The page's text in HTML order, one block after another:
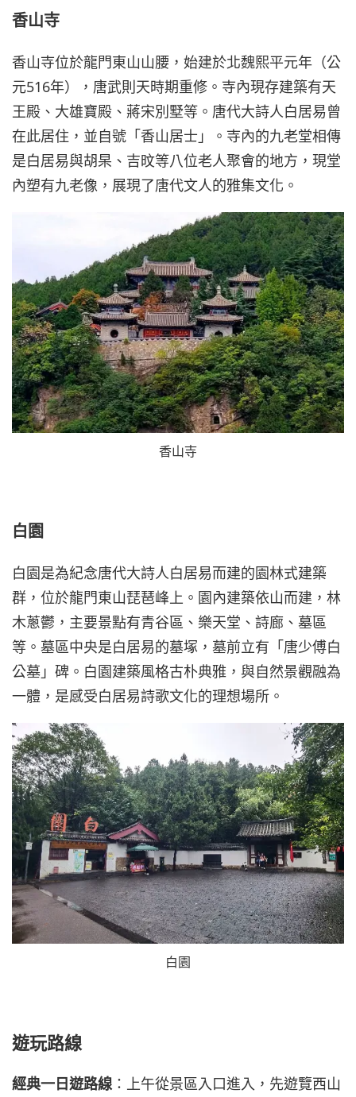
香山寺
香山寺位於龍門東山山腰，始建於北魏熙平元年（公
元516年），唐武則天時期重修。寺內現存建築有天
王殿、大雄寶殿、蔣宋別墅等。唐代大詩人白居易曾
在此居住，並自號「香山居士」。寺內的九老堂相傳
是白居易與胡杲、吉旼等八位老人聚會的地方，現堂
內塑有九老像，展現了唐代文人的雅集文化。
香山寺
白園
白園是為紀念唐代大詩人白居易而建的園林式建築
群，位於龍門東山琵琶峰上。園內建築依山而建，林
木蔥鬱，主要景點有青谷區、樂天堂、詩廊、墓區
等。墓區中央是白居易的墓塚，墓前立有「唐少傅白
公墓」碑。白園建築風格古朴典雅，與自然景觀融為
一體，是感受白居易詩歌文化的理想場所。
白園
遊玩路線
經典一日遊路線：上午從景區入口進入，先遊覽西山